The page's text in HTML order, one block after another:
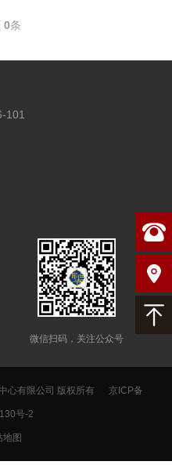
0条
101
微信扫码，关注公众号
心有限公司 版权所有 京ICP备
号-2
地图